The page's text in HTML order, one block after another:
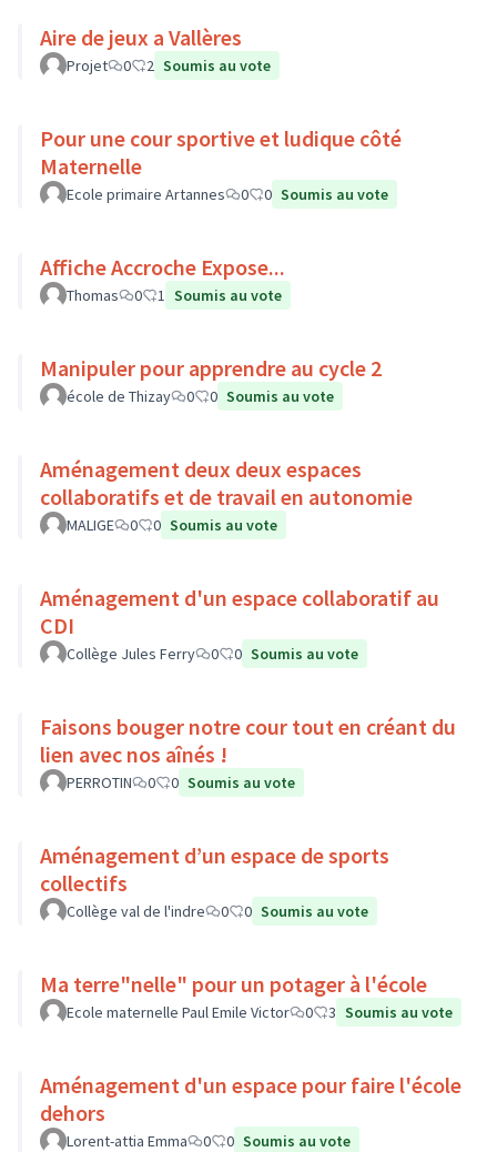
Aire de jeux a Vallères
Projet 0 2 Soumis au vote
Pour une cour sportive et ludique côté
Maternelle
Ecole primaire Artannes 0 0 Soumis au vote
Affiche Accroche Expose...
Thomas 0 1 Soumis au vote
Manipuler pour apprendre au cycle 2
école de Thizay 0 0 Soumis au vote
Aménagement deux deux espaces
collaboratifs et de travail en autonomie
MALIGE 0 0 Soumis au vote
Aménagement d'un espace collaboratif au
CDI
Collège Jules Ferry 0 0 Soumis au vote
Faisons bouger notre cour tout en créant du
lien avec nos aînés !
PERROTIN 0 0 Soumis au vote
Aménagement d’un espace de sports
collectifs
Collège val de l'indre 0 0 Soumis au vote
Ma terre"nelle" pour un potager à l'école
Ecole maternelle Paul Emile Victor 0 3 Soumis au vote
Aménagement d'un espace pour faire l'école
dehors
Lorent-attia Emma 0 0 Soumis au vote